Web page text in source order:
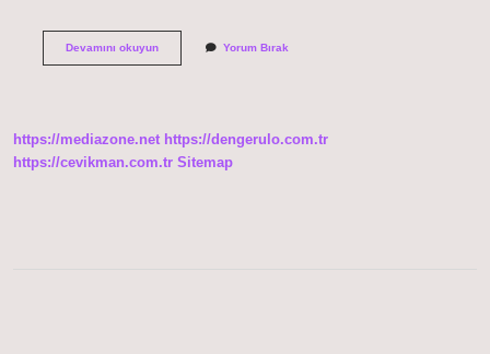
Devamını okuyunKezban
Yorum Bırak
https://mediazone.net https://dengerulo.com.tr
https://cevikman.com.tr Sitemap